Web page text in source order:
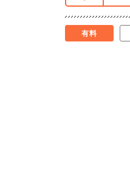
有料